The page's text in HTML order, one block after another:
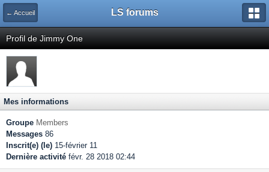
← Accueil LS forums
Profil de Jimmy One
Mes informations
Groupe Members
Messages 86
Inscrit(e) (le) 15-février 11
Dernière activité févr. 28 2018 02:44